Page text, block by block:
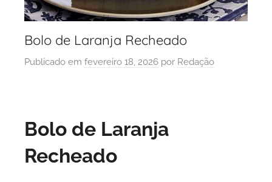
Bolo de Laranja Recheado
Publicado em fevereiro 18, 2026 por Redação
Bolo de Laranja
Recheado